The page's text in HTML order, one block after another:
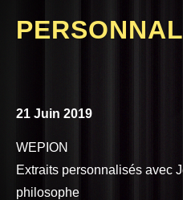
21 Juin 2019
WEPION
Extraits personnalisés avec
philosophe